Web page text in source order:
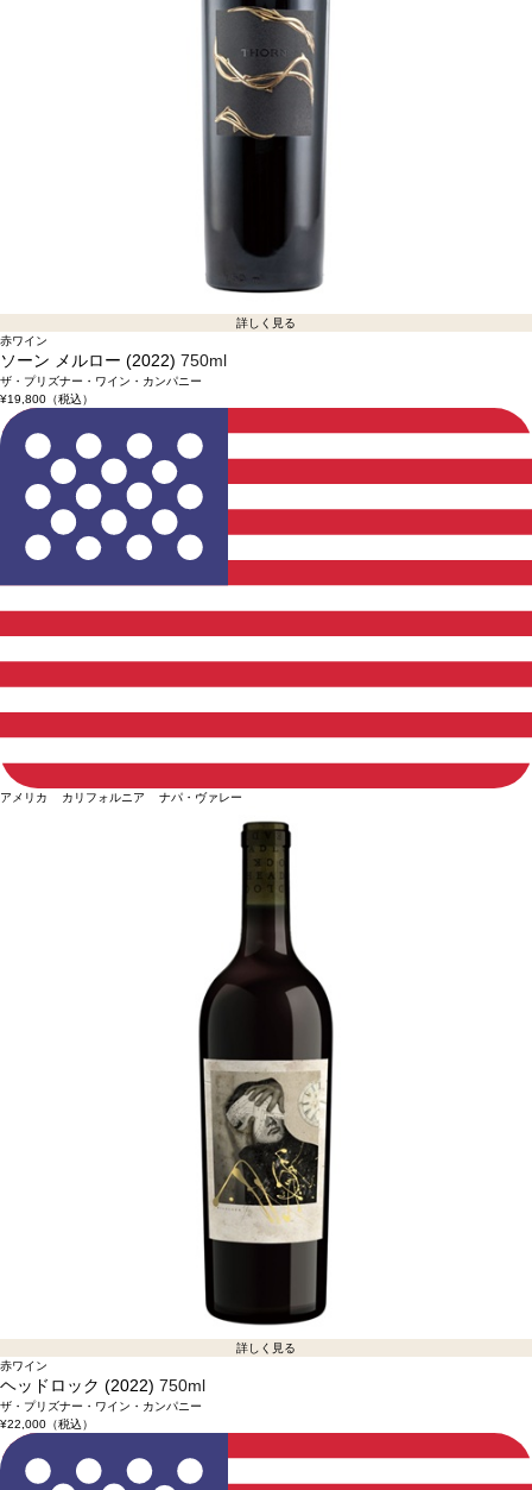
詳しく見る
赤ワイン
ソーン メルロー (2022) 750ml
ザ・プリズナー・ワイン・カンパニー
¥19,800（税込）
アメリカ カリフォルニア ナパ・ヴァレー
詳しく見る
赤ワイン
ヘッドロック (2022) 750ml
ザ・プリズナー・ワイン・カンパニー
¥22,000（税込）